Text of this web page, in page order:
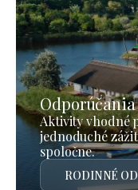
Aktivity vhodné
jednoduché
spoločne.
RODINNÉ